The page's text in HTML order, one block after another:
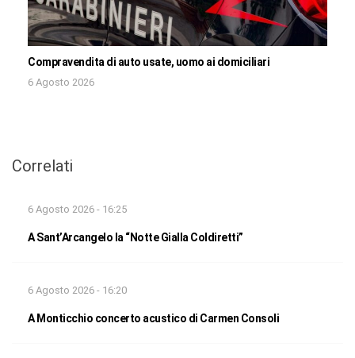
Compravendita di auto usate, uomo ai domiciliari
6 Agosto 2026
Correlati
6 Agosto 2026 - 16:25
A Sant’Arcangelo la “Notte Gialla Coldiretti”
6 Agosto 2026 - 16:20
A Monticchio concerto acustico di Carmen Consoli